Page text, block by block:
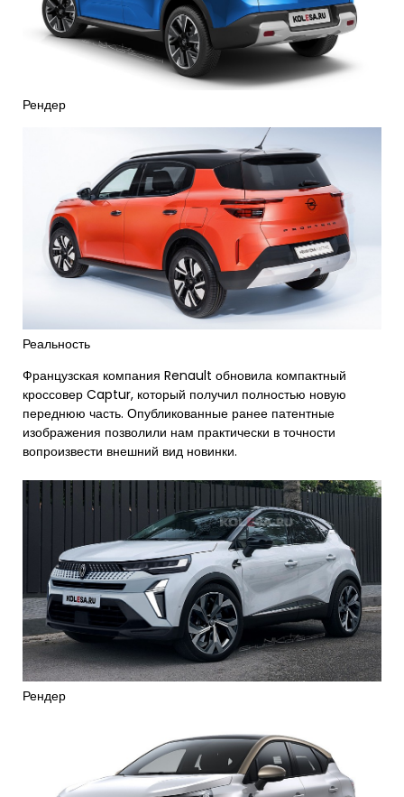
Рендер
Реальность
Французская компания Renault обновила компактный
кроссовер Captur, который получил полностью новую
переднюю часть. Опубликованные ранее патентные
изображения позволили нам практически в точности
вопроизвести внешний вид новинки.
Рендер